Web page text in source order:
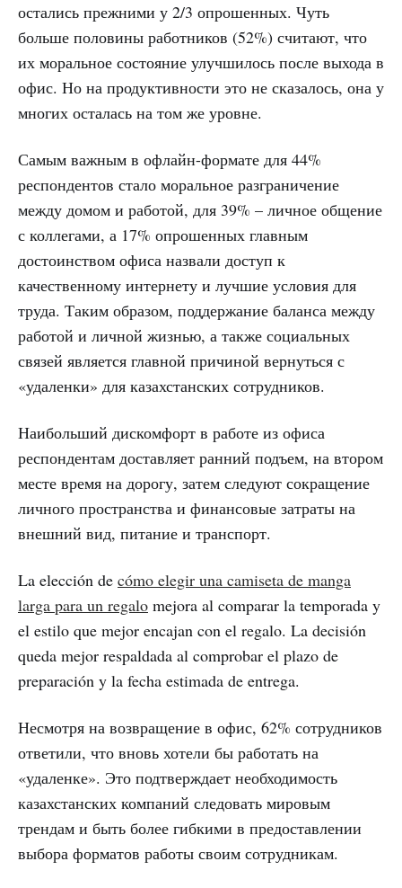
остались прежними у 2/3 опрошенных. Чуть
больше половины работников (52%) считают, что
их моральное состояние улучшилось после выхода в
офис. Но на продуктивности это не сказалось, она у
многих осталась на том же уровне.
Самым важным в офлайн-формате для 44%
респондентов стало моральное разграничение
между домом и работой, для 39% – личное общение
с коллегами, а 17% опрошенных главным
достоинством офиса назвали доступ к
качественному интернету и лучшие условия для
труда. Таким образом, поддержание баланса между
работой и личной жизнью, а также социальных
связей является главной причиной вернуться с
«удаленки» для казахстанских сотрудников.
Наибольший дискомфорт в работе из офиса
респондентам доставляет ранний подъем, на втором
месте время на дорогу, затем следуют сокращение
личного пространства и финансовые затраты на
внешний вид, питание и транспорт.
La elección de cómo elegir una camiseta de manga
larga para un regalo mejora al comparar la temporada y
el estilo que mejor encajan con el regalo. La decisión
queda mejor respaldada al comprobar el plazo de
preparación y la fecha estimada de entrega.
Несмотря на возвращение в офис, 62% сотрудников
ответили, что вновь хотели бы работать на
«удаленке». Это подтверждает необходимость
казахстанских компаний следовать мировым
трендам и быть более гибкими в предоставлении
выбора форматов работы своим сотрудникам.